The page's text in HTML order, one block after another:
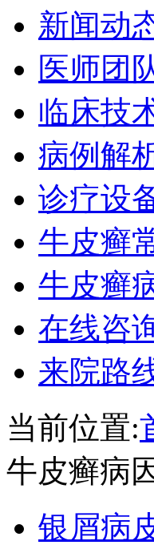
新闻动
医师团
临床技
病例解
诊疗设
牛皮癣
牛皮癣
在线咨
来院路
当前位置:
牛皮癣病
银屑病